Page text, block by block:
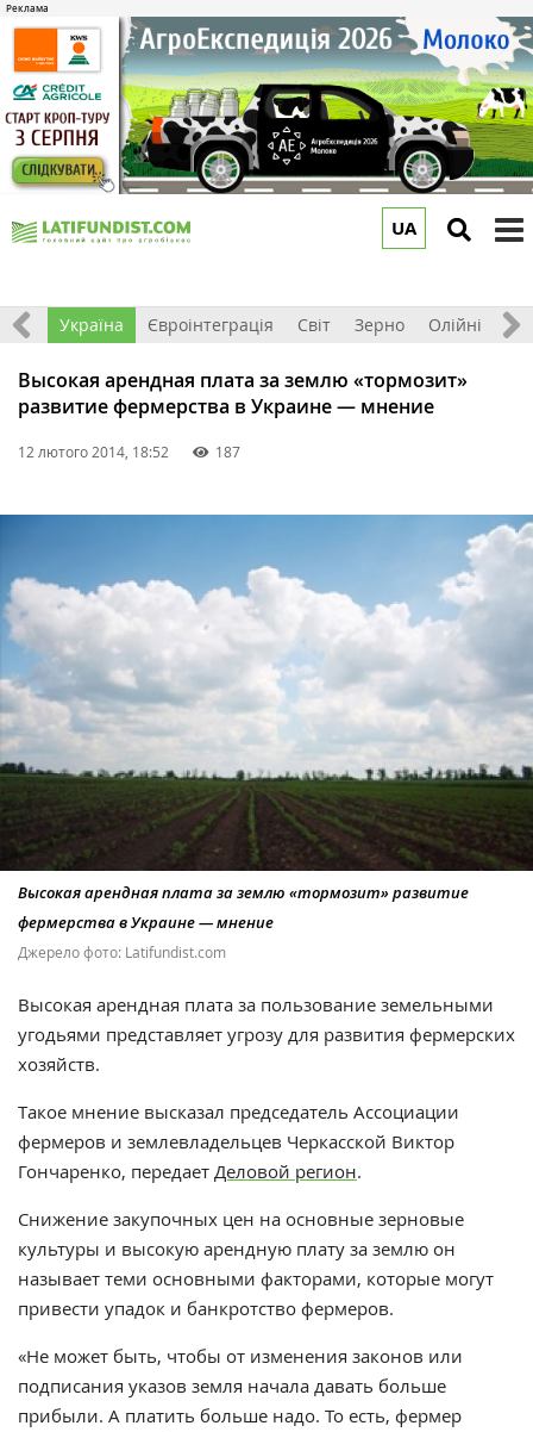
UA
Все Україна Євроінтеграція Світ Зерно Олійні
Высокая арендная плата за землю «тормозит»
развитие фермерства в Украине — мнение
12 лютого 2014, 18:52 187
Высокая арендная плата за землю «тормозит» развитие
фермерства в Украине — мнение
Джерело фото: Latifundist.com
Высокая арендная плата за пользование земельными
угодьями представляет угрозу для развития фермерских
хозяйств.
Такое мнение высказал председатель Ассоциации
фермеров и землевладельцев Черкасской Виктор
Гончаренко, передает Деловой регион.
Снижение закупочных цен на основные зерновые
культуры и высокую арендную плату за землю он
называет теми основными факторами, которые могут
привести упадок и банкротство фермеров.
«Не может быть, чтобы от изменения законов или
подписания указов земля начала давать больше
прибыли. А платить больше надо. То есть, фермер